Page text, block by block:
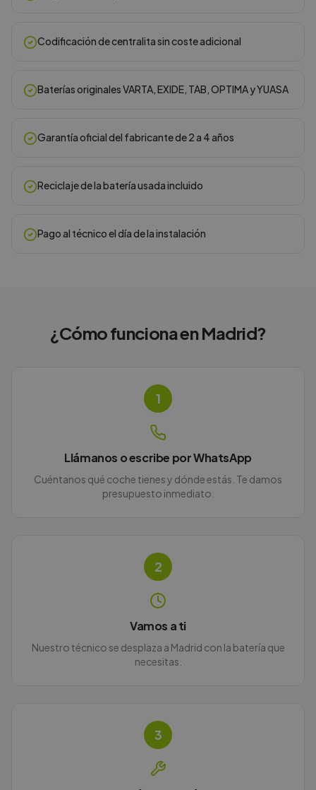
Codificación de centralita sin coste adicional
Baterías originales VARTA, EXIDE, TAB, OPTIMA y YUASA
Garantía oficial del fabricante de 2 a 4 años
Reciclaje de la batería usada incluido
Pago al técnico el día de la instalación
¿Cómo funciona enMadrid?
1
Llámanos o escribe por WhatsApp
Cuéntanos qué coche tienes y dónde estás. Te damos
presupuesto inmediato.
2
Vamos a ti
Nuestro técnico se desplaza a Madrid con la batería que
necesitas.
3